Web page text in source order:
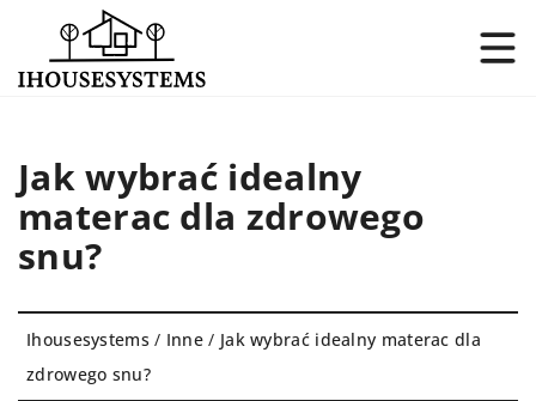
Jak wybrać idealny
materac dla zdrowego
snu?
Ihousesystems / Inne / Jak wybrać idealny materac dla
zdrowego snu?